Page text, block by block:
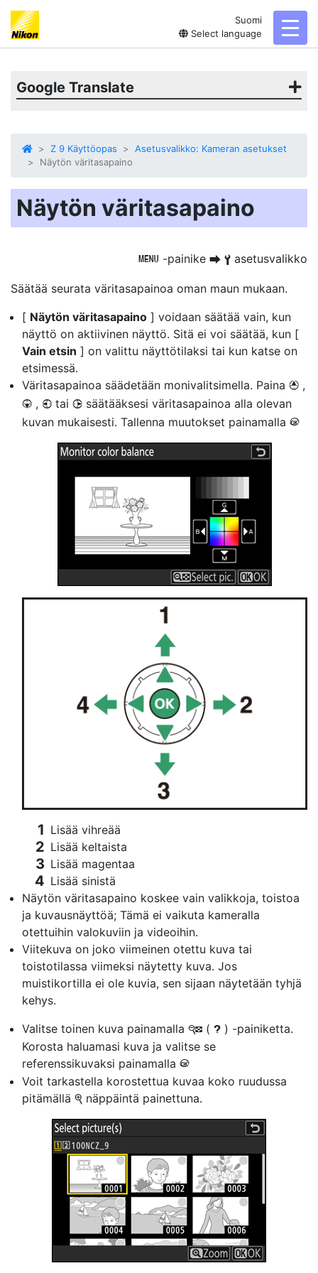
Suomi
Select language
Google Translate
Z 9 Käyttöopas
Asetusvalikko: Kameran asetukset
Näytön väritasapaino
Näytön väritasapaino
G -painike U B asetusvalikko
Säätää seurata väritasapainoa oman maun mukaan.
[ Näytön väritasapaino ] voidaan säätää vain, kun
näyttö on aktiivinen näyttö. Sitä ei voi säätää, kun [
Vain etsin ] on valittu näyttötilaksi tai kun katse on
etsimessä.
Väritasapainoa säädetään monivalitsimella. Paina 1 ,
3 , 4 tai 2 säätääksesi väritasapainoa alla olevan
kuvan mukaisesti. Tallenna muutokset painamalla J
Lisää vihreää
Lisää keltaista
Lisää magentaa
Lisää sinistä
Näytön väritasapaino koskee vain valikkoja, toistoa
ja kuvausnäyttöä; Tämä ei vaikuta kameralla
otettuihin valokuviin ja videoihin.
Viitekuva on joko viimeinen otettu kuva tai
toistotilassa viimeksi näytetty kuva. Jos
muistikortilla ei ole kuvia, sen sijaan näytetään tyhjä
kehys.
Valitse toinen kuva painamalla W ( Q ) -painiketta.
Korosta haluamasi kuva ja valitse se
referenssikuvaksi painamalla J
Voit tarkastella korostettua kuvaa koko ruudussa
pitämällä X näppäintä painettuna.